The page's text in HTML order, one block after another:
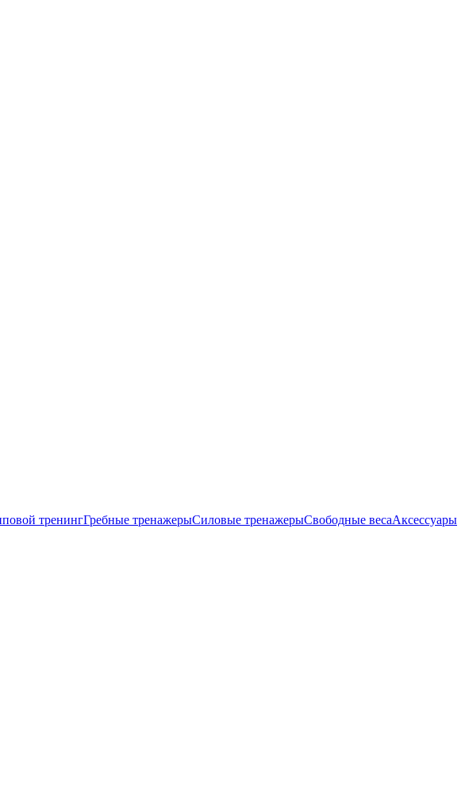
тренингГребные тренажерыСиловые тренажерыСвободные весаАксессуары